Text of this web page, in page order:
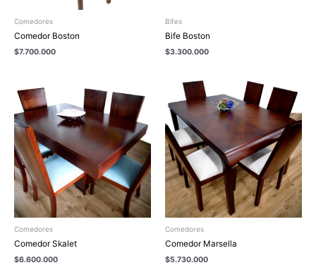
Comedores
Comedor Boston
$7.700.000
Bifes
Bife Boston
$3.300.000
Comedores
Comedor Skalet
$6.600.000
Comedores
Comedor Marsella
$5.730.000